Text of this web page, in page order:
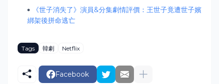
《世子消失了》演員&分集劇情評價：王世子竟遭世子嬪
綁架後拼命逃亡
Tags 韓劇 Netflix
Facebook